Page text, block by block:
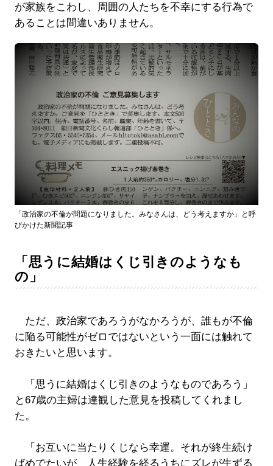
が家族をこわし、周囲の人たちを不幸にする行為で
あることは間違いありません。
「政治家の不倫が問題になりました。みなさんは、どう考えますか」と呼
びかけた新聞記事
「思うに結婚はくじ引きのようなも
の」
ただ、政治家であろうがなかろうが、誰もが不倫
に陥る可能性がゼロではないという一面には触れて
おきたいと思います。
「思うに結婚はくじ引きのようなものであろう」
と67歳の主婦は達観した意見を投稿してくれまし
た。
「お互いに当たりくじなら幸運。それが終生続け
ばめでたいが、人生経験を経るうちにズレが生ずる